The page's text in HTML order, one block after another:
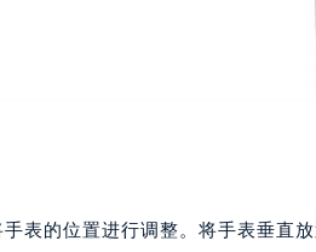
表的位置进行调整。将手表垂直